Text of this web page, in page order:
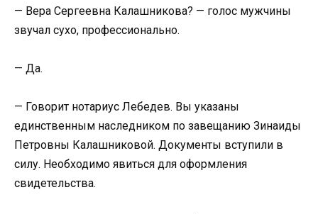
— Вера Сергеевна Калашникова? — голос мужчины
звучал сухо, профессионально.
— Да.
— Говорит нотариус Лебедев. Вы указаны
единственным наследником по завещанию Зинаиды
Петровны Калашниковой. Документы вступили в
силу. Необходимо явиться для оформления
свидетельства.